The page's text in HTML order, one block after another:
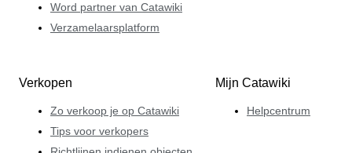
Word partner van Catawiki
Verzamelaarsplatform
Verkopen
Zo verkoop je op Catawiki
Tips voor verkopers
Mijn Catawiki
Helpcentrum